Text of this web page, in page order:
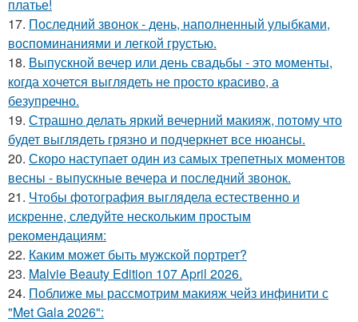
платье!
17. Последний звонок - день, наполненный улыбками,
воспоминаниями и легкой грустью.
18. Выпускной вечер или день свадьбы - это моменты,
когда хочется выглядеть не просто красиво, а
безупречно.
19. Страшно делать яркий вечерний макияж, потому что
будет выглядеть грязно и подчеркнет все нюансы.
20. Скоро наступает один из самых трепетных моментов
весны - выпускные вечера и последний звонок.
21. Чтобы фотография выглядела естественно и
искренне, следуйте нескольким простым
рекомендациям:
22. Каким может быть мужской портрет?
23. Malvie Beauty Edition 107 April 2026.
24. Поближе мы рассмотрим макияж чейз инфинити с
"Met Gala 2026":